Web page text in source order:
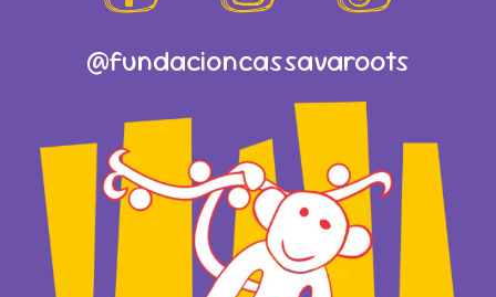
@fundacioncassavaroots